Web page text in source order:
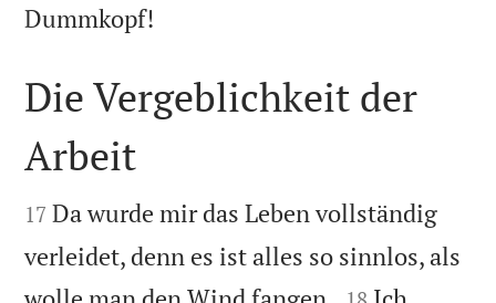
Dummkopf!

Die Vergeblichkeit der
Arbeit

17 Da wurde mir das Leben vollständig
verleidet, denn es ist alles so sinnlos, als